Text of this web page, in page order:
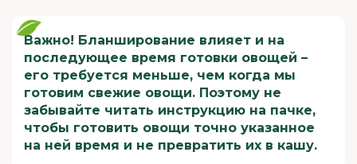
Важно! Бланширование влияет и на
последующее время готовки овощей –
его требуется меньше, чем когда мы
готовим свежие овощи. Поэтому не
забывайте читать инструкцию на пачке,
чтобы готовить овощи точно указанное
на ней время и не превратить их в кашу.